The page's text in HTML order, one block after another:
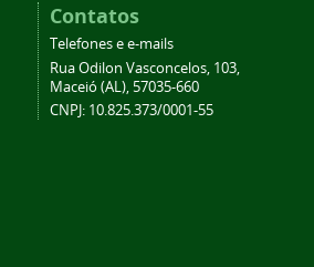
Contatos
Telefones e e-mails
Rua Odilon Vasconcelos, 103,
Maceió (AL), 57035-660
CNPJ: 10.825.373/0001-55